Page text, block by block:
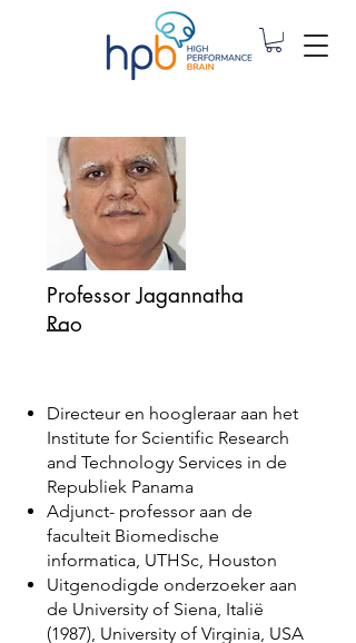
Professor Jagannatha
Rao
Directeur en hoogleraar aan het
Institute for Scientific Research
and Technology Services in de
Republiek Panama
Adjunct- professor aan de
faculteit Biomedische
informatica, UTHSc, Houston
Uitgenodigde onderzoeker aan
de University of Siena, Italië
(1987), University of Virginia, USA